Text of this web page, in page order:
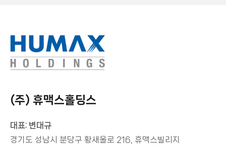
(주) 휴맥스홀딩스
대표: 변대규
경기도 성남시 분당구 황새울로 216, 휴맥스빌리지